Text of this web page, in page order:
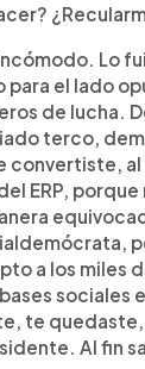
Lo
para el lado
de lucha.
terco,
convertiste, al
ERP, porque
a los miles
sociales
te
Al fin